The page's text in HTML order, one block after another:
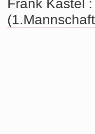
Frank Kästel